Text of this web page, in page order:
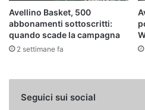
Avellino Basket, 500
abbonamenti sottoscritti:
quando scade la campagna
2 settimane fa
Seguici sui social